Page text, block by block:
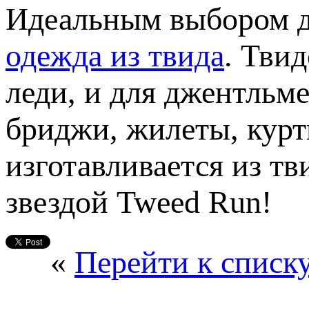
Идеальным выбором
одежда из твида.
леди, и для
бриджи, жилеты,
изготавливается из
звездой Tweed Run!
« Перейти к